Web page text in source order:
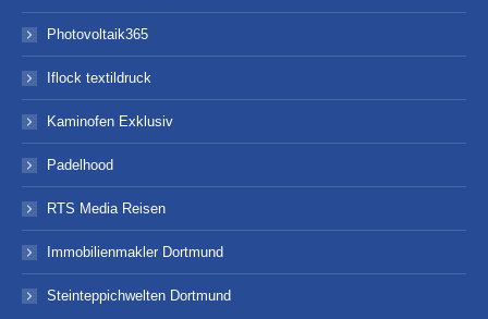
Photovoltaik365
Iflock textildruck
Kaminofen Exklusiv
Padelhood
RTS Media Reisen
Immobilienmakler Dortmund
Steinteppichwelten Dortmund